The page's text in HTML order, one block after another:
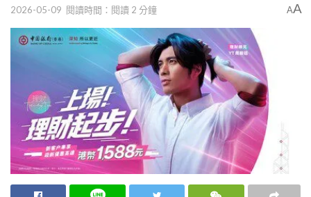
2026-05-09 閱讀時間：閱讀 2 分鐘 AA